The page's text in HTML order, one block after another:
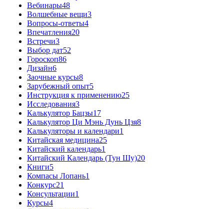
Вебинары48
Волшебные вещи3
Вопросы-ответы4
Впечатления20
Встречи3
Выбор дат52
Гороскоп86
Дизайн6
Заочные курсы8
Зарубежный опыт5
Инструкция к применению25
Исследования3
Калькулятор Бацзы17
Калькулятор Ци Мэнь Дунь Цзя8
Калькуляторы и календари1
Китайская медицина25
Китайский календарь1
Китайский Календарь (Тун Шу)20
Книги5
Компасы Лопань1
Конкурс21
Консультации1
Курсы4